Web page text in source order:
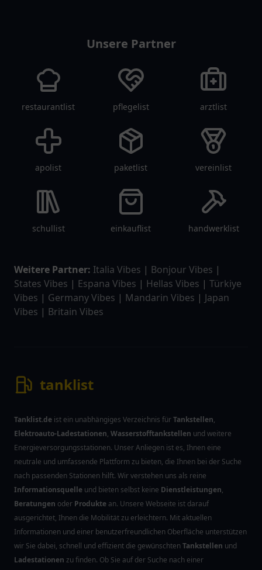
Unsere Partner
restaurantlist pflegelist arztlist
apolist paketlist vereinlist
schullist einkauflist handwerklist
Weitere Partner: Italia Vibes | Bonjour Vibes |
States Vibes | Espana Vibes | Hellas Vibes | Türkiye
Vibes | Germany Vibes | Mandarin Vibes | Japan
Vibes | Britain Vibes
tanklist
Tanklist.de ist ein unabhängiges Verzeichnis fürTankstellen,
Elektroauto-Ladestationen, Wasserstofftankstellen und weitere
Energieversorgungsstationen. Unser Anliegen ist es, Ihnen eine
neutrale und umfassende Plattform zu bieten, die Ihnen bei der Suche
nach passenden Stationen hilft. Wir verstehen uns als reine
Informationsquelle und bieten selbst keine Dienstleistungen,
Beratungen oder Produkte an. Unsere Webseite ist darauf
ausgerichtet, Ihnen die Mobilität zu erleichtern. Mit aktuellen
Informationen und einer benutzerfreundlichen Oberfläche unterstützen
wir Sie dabei, schnell und effizient die gewünschtenTankstellen und
Ladestationen zu finden. Ob Sie auf der Suche nach einer